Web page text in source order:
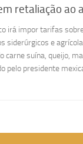
retaliação ao
irá impor tarifas
siderúrgicos e
carne suína, queijo,
pelo presidente